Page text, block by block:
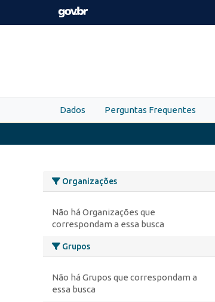
Skip to main content
Dados Perguntas Frequentes
Organizações
Não há Organizações que
correspondam a essa busca
Grupos
Não há Grupos que correspondam a
essa busca